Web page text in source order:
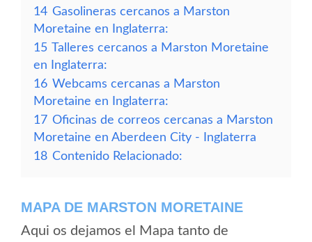
14 Gasolineras cercanos a Marston
Moretaine en Inglaterra:
15 Talleres cercanos a Marston Moretaine
en Inglaterra:
16 Webcams cercanas a Marston
Moretaine en Inglaterra:
17 Oficinas de correos cercanas a Marston
Moretaine en Aberdeen City - Inglaterra
18 Contenido Relacionado:
MAPA DE MARSTON MORETAINE
Aqui os dejamos el Mapa tanto de